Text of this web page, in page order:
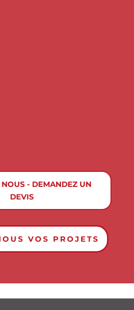
NOUS - DEMANDEZ UN
DEVIS
VOS PROJETS